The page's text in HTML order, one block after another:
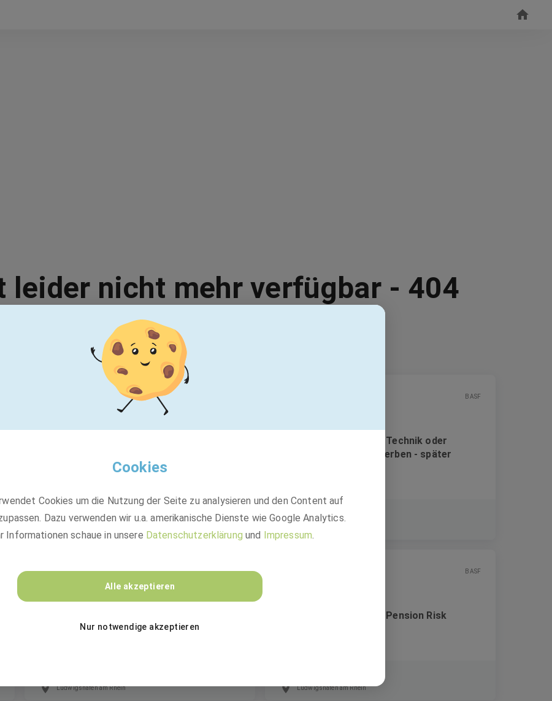
leider nicht mehr verfügbar - 404
Vielleicht passt einer dieser Jobs:
(m/f/d) - Remote GER
BASF
Ausbildung im Bereich Technik oder
Produktion: Jetzt bewerben - später
BASF
Internship Predictive Maintenance (m/f/d)
Ludwigshafen am Rhein
BASF
Werkstudent:in Global Pension Risk
Ludwigshafen am Rhein
Cookies
Cookies um die Nutzung der Seite zu analysieren und den Content auf
Dazu verwenden wir u.a. amerikanische Dienste wie Google Analytics.
Informationen schaue in unsere Datenschutzerklärung und Impressum.
Alle akzeptieren
Nur notwendige akzeptieren